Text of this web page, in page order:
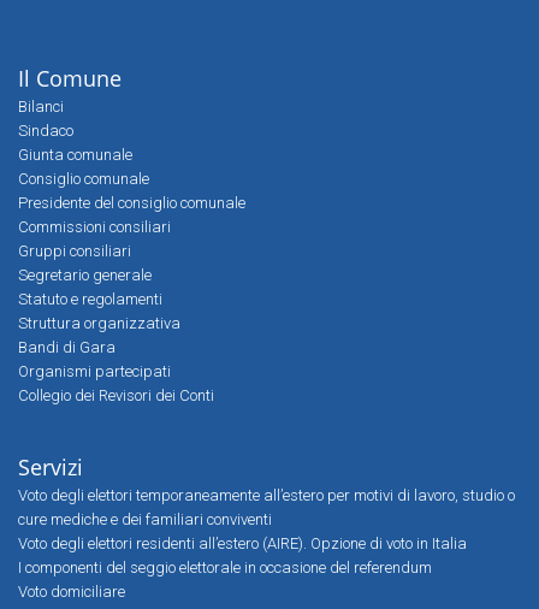
Il Comune
Bilanci
Sindaco
Giunta comunale
Consiglio comunale
Presidente del consiglio comunale
Commissioni consiliari
Gruppi consiliari
Segretario generale
Statuto e regolamenti
Struttura organizzativa
Bandi di Gara
Organismi partecipati
Collegio dei Revisori dei Conti
Servizi
Voto degli elettori temporaneamente all’estero per motivi di lavoro, studio o
cure mediche e dei familiari conviventi
Voto degli elettori residenti all’estero (AIRE). Opzione di voto in Italia
I componenti del seggio elettorale in occasione del referendum
Voto domiciliare